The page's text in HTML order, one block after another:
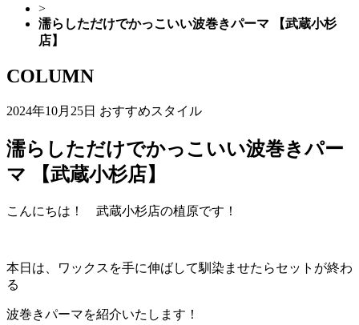
>
濡らしただけでかっこいい波巻きパーマ 【武蔵小杉
店】
COLUMN
2024年10月25日 おすすめスタイル
濡らしただけでかっこいい波巻きパー
マ 【武蔵小杉店】
こんにちは！ 武蔵小杉店の植原です！
本日は、ワックスを手に伸ばして馴染ませたらセットが終わ
る
波巻きパーマを紹介いたします！